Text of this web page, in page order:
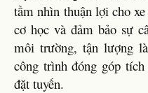
tầm nhìn thuận lợi cho
cơ học và đảm bảo sự
môi trường, tận lượng
công trình đóng góp
đặt tuyến.